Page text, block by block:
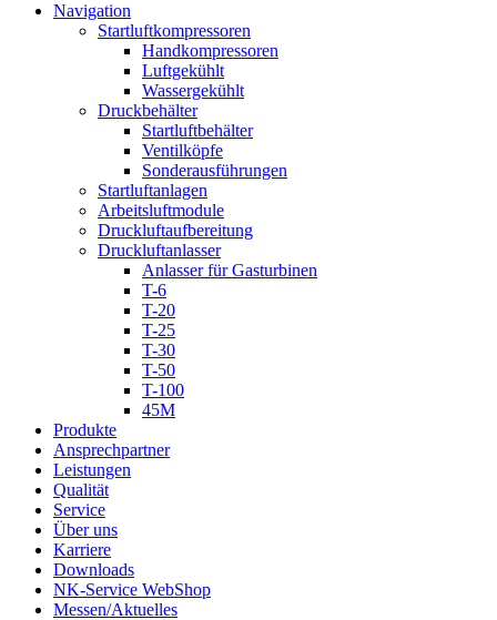
Navigation
Startluftkompressoren
Handkompressoren
Luftgekühlt
Wassergekühlt
Druckbehälter
Startluftbehälter
Ventilköpfe
Sonderausführungen
Startluftanlagen
Arbeitsluftmodule
Druckluftaufbereitung
Druckluftanlasser
Anlasser für Gasturbinen
T-6
T-20
T-25
T-30
T-50
T-100
45M
Produkte
Ansprechpartner
Leistungen
Qualität
Service
Über uns
Karriere
Downloads
NK-Service WebShop
Messen/Aktuelles